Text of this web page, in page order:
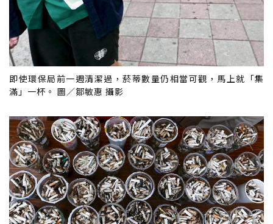
即使環保局前一週清潔過，菸蒂數量仍相當可觀，馬上就「集
滿」一杯。 圖／鄒敏惠 攝影